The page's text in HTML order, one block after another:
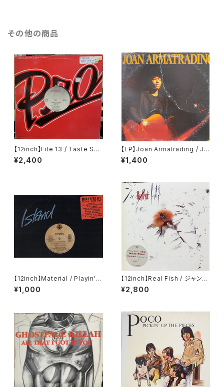
その他の商品
【12inch】File 13 / Taste So
Good
¥2,400
【LP】Joan Armatrading / Jo
an Armatrading
¥1,400
【12inch】Material / Playin'
With Fire
¥1,000
【12inch】Real Fish / ジャンク
ビート東京
¥2,800